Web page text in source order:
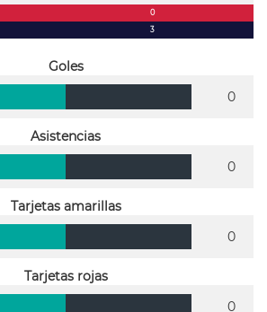
0
3
Goles
0
Asistencias
0
Tarjetas amarillas
0
Tarjetas rojas
0